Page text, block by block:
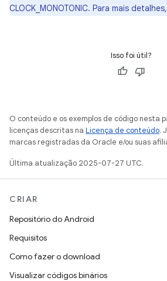
CLOCK_MONOTONIC. Para mais
Isso foi útil?
O conteúdo e os exemplos de código nesta
licenças descritas na Licença de conteúdo.
marcas registradas da Oracle e/ou suas
Última atualização 2025-07-27 UTC.
CRIAR
Repositório do Android
Requisitos
Como fazer o download
Visualizar códigos binários